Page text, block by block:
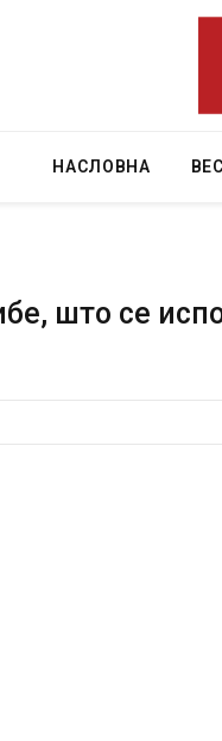
НАСЛОВНА
што се
во ресторан